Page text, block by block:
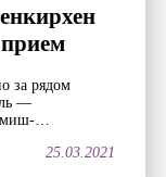
за рядом
—
25.03.2021